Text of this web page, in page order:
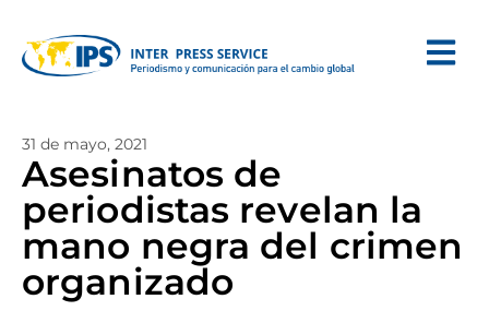
31 de mayo, 2021
Asesinatos de
periodistas revelan la
mano negra del crimen
organizado